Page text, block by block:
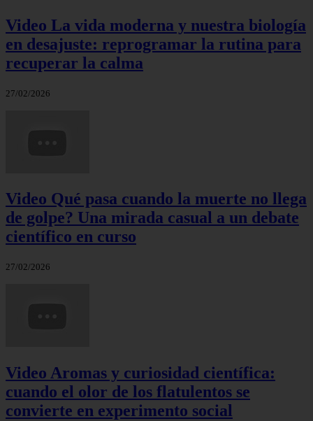
Video La vida moderna y nuestra biología
en desajuste: reprogramar la rutina para
recuperar la calma
27/02/2026
Video Qué pasa cuando la muerte no llega
de golpe? Una mirada casual a un debate
científico en curso
27/02/2026
Video Aromas y curiosidad científica:
cuando el olor de los flatulentos se
convierte en experimento social